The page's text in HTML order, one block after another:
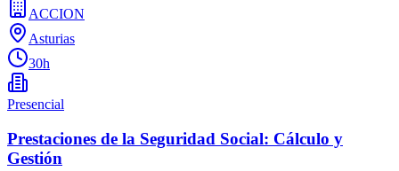
ACCION
Asturias
30h
Presencial
Prestaciones de la Seguridad Social: Cálculo y
Gestión